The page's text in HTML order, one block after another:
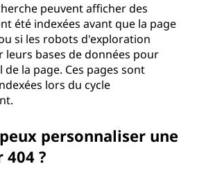
peuvent afficher des
été indexées avant que la page
si les robots d'exploration
leurs bases de données pour
la page. Ces pages sont
lors du cycle
personnaliser une
?